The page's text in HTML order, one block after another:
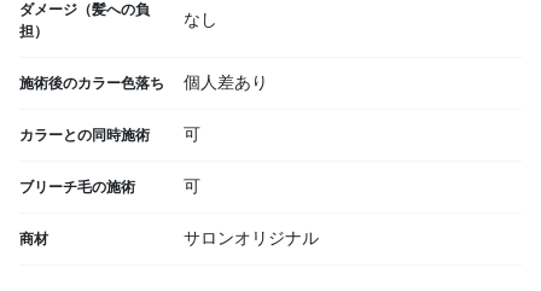
ダメージ（髪への負
担）
なし
施術後のカラー色落ち 個人差あり
カラーとの同時施術 可
ブリーチ毛の施術 可
商材 サロンオリジナル